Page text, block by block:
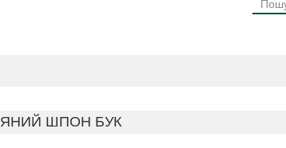
ШПОН БУК